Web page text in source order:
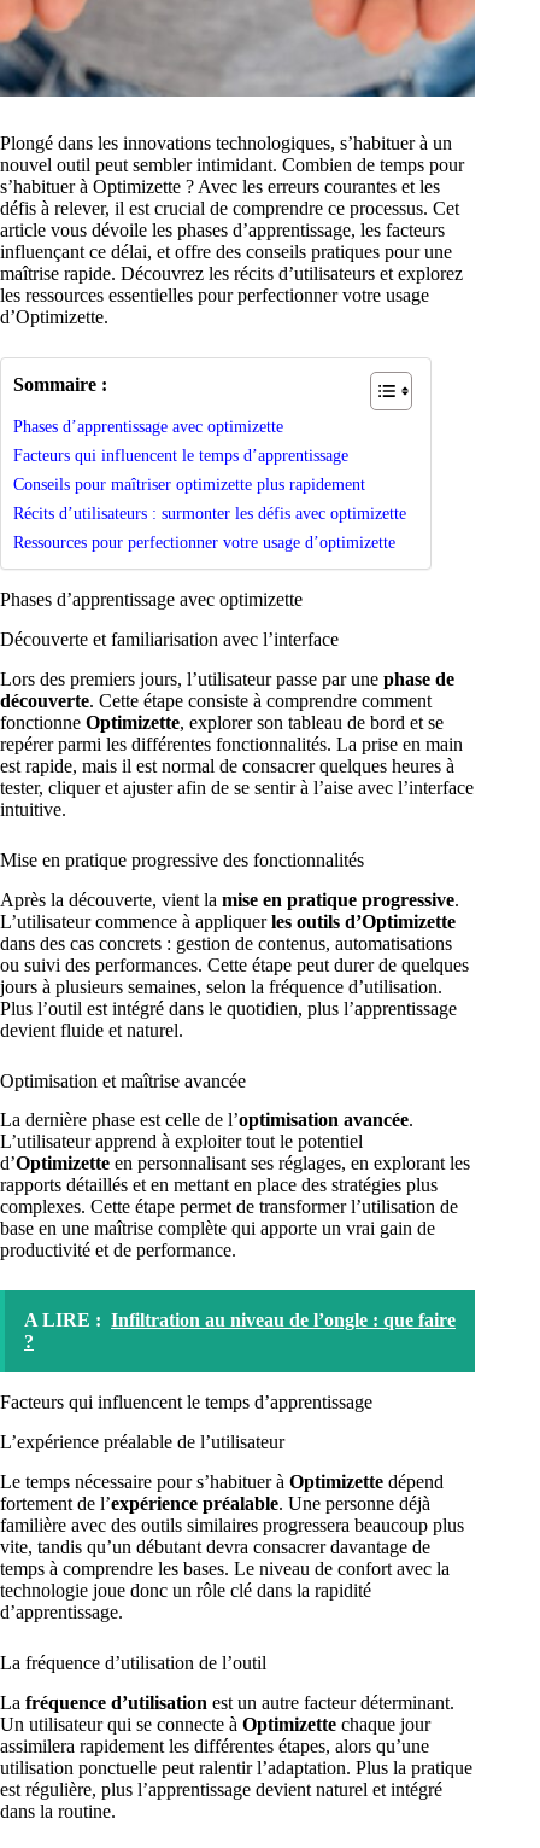
Plongé dans les innovations technologiques, s’habituer à un
nouvel outil peut sembler intimidant. Combien de temps pour
s’habituer à Optimizette ? Avec les erreurs courantes et les
défis à relever, il est crucial de comprendre ce processus. Cet
article vous dévoile les phases d’apprentissage, les facteurs
influençant ce délai, et offre des conseils pratiques pour une
maîtrise rapide. Découvrez les récits d’utilisateurs et explorez
les ressources essentielles pour perfectionner votre usage
d’Optimizette.
Sommaire :
Phases d’apprentissage avec optimizette
Facteurs qui influencent le temps d’apprentissage
Conseils pour maîtriser optimizette plus rapidement
Récits d’utilisateurs : surmonter les défis avec optimizette
Ressources pour perfectionner votre usage d’optimizette
Phases d’apprentissage avec optimizette
Découverte et familiarisation avec l’interface
Lors des premiers jours, l’utilisateur passe par une phase de
découverte. Cette étape consiste à comprendre comment
fonctionne Optimizette, explorer son tableau de bord et se
repérer parmi les différentes fonctionnalités. La prise en main
est rapide, mais il est normal de consacrer quelques heures à
tester, cliquer et ajuster afin de se sentir à l’aise avec l’interface
intuitive.
Mise en pratique progressive des fonctionnalités
Après la découverte, vient la mise en pratique progressive.
L’utilisateur commence à appliquerles outils d’Optimizette
dans des cas concrets : gestion de contenus, automatisations
ou suivi des performances. Cette étape peut durer de quelques
jours à plusieurs semaines, selon la fréquence d’utilisation.
Plus l’outil est intégré dans le quotidien, plus l’apprentissage
devient fluide et naturel.
Optimisation et maîtrise avancée
La dernière phase est celle de l’optimisation avancée.
L’utilisateur apprend à exploiter tout le potentiel
d’Optimizette en personnalisant ses réglages, en explorant les
rapports détaillés et en mettant en place des stratégies plus
complexes. Cette étape permet de transformer l’utilisation de
base en une maîtrise complète qui apporte un vrai gain de
productivité et de performance.
A LIRE : Infiltration au niveau de l’ongle : que faire
?
Facteurs qui influencent le temps d’apprentissage
L’expérience préalable de l’utilisateur
Le temps nécessaire pour s’habituer à Optimizette dépend
fortement de l’expérience préalable. Une personne déjà
familière avec des outils similaires progressera beaucoup plus
vite, tandis qu’un débutant devra consacrer davantage de
temps à comprendre les bases. Le niveau de confort avec la
technologie joue donc un rôle clé dans la rapidité
d’apprentissage.
La fréquence d’utilisation de l’outil
La fréquence d’utilisation est un autre facteur déterminant.
Un utilisateur qui se connecte à Optimizette chaque jour
assimilera rapidement les différentes étapes, alors qu’une
utilisation ponctuelle peut ralentir l’adaptation. Plus la pratique
est régulière, plus l’apprentissage devient naturel et intégré
dans la routine.